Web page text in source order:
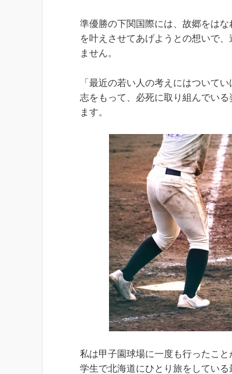
準優勝の下関国際には、故郷をは
を叶えさせてあげようとの想いで
ません。
「最近の若い人の考えにはついて
志をもって、必死に取り組んでい
ます。
私は甲子園球場に一度も行ったこ
学生で北海道にひとり旅をしている